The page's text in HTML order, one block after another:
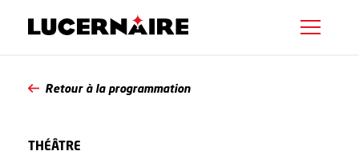
Retour à la programmation
THÉÂTRE